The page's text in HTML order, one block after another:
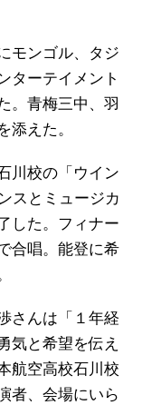
モンゴル、タジ
ターテイメント
。青梅三中、羽
添えた。
川校の「ウイン
スとミュージカ
した。フィナー
合唱。能登に希
さんは「１年経
気と希望を伝え
航空高校石川校
者、会場にいら